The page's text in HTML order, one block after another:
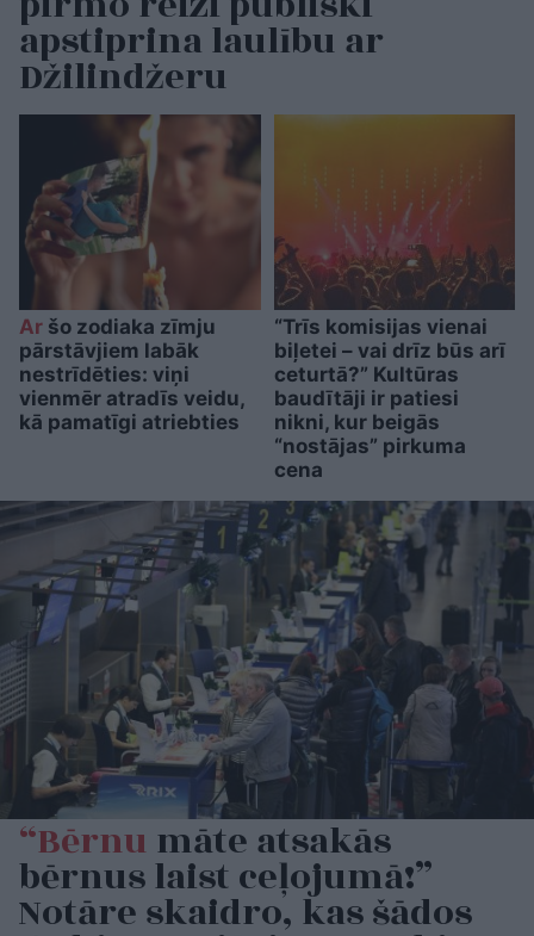
apstiprina laulību ar
Džilindžeru
Ar šo zodiaka zīmju
pārstāvjiem labāk
nestrīdēties: viņi
vienmēr atradīs veidu,
kā pamatīgi atriebties
“Trīs komisijas vienai
biļetei – vai drīz būs arī
ceturtā?” Kultūras
baudītāji ir patiesi
nikni, kur beigās
“nostājas” pirkuma
cena
“Bērnumāte atsakās
bērnus laist ceļojumā!”
Notāre skaidro, kas šādos